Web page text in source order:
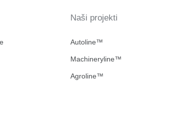
Naši projekti
Autoline™
Machineryline™
Agroline™